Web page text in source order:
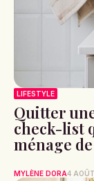
LIFESTYLE
Quitter
check-list
ménage
MYLÈNE DORA4